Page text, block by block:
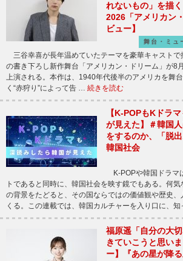
れないもの」を描
2026「アメリカン
ビュー】
舞台・ミュ
三谷幸喜が長年温めていたテーマを豪華キャストで
の書き下ろし新作舞台「アメリカン・ドリーム」が8
上演される。本作は、1940年代後半のアメリカを舞
く“赤狩り”によって告 … 続きを読む
【K-POPもKドラ
が見えた】＃韓国
をするのか、「脱
韓国社会
K-POPや韓国ドラマ
トであると同時に、韓国社会を映す鏡でもある。何
の背景をたどると、その国ならではの価値観や歴史
くる。この連載では、韓国カルチャーを入り口に、
福原遥「自分の大
きていこうと思い
ー】『あの星が降